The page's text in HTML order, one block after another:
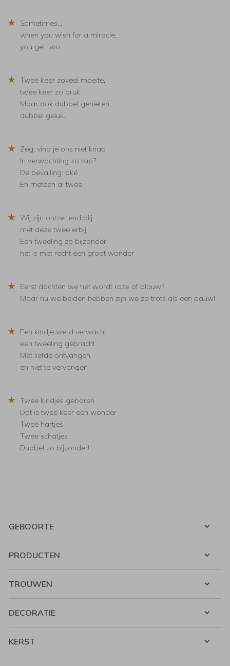
★
Sometimes...
when you wish for a miracle,
you get two
★ Twee keer zoveel moeite,
twee keer zo druk.
Maar ook dubbel genieten,
dubbel geluk.
★
Zeg, vind je ons niet knap
In verwachting zo rap?
De bevalling: oké
En meteen al twee
★ Wij zijn ontzettend blij
met deze twee erbij
Een tweeling zo bijzonder
het is met recht een groot wonder
★
Eerst dachten we het wordt roze of blauw?
Maar nu we beiden hebben zijn we zo trots als een pauw!
★
Een kindje werd verwacht
een tweeling gebracht
Met liefde ontvangen
en niet te vervangen
★ Twee kindjes geboren
Dat is twee keer een wonder
Twee hartjes
Twee schatjes
Dubbel zo bijzonder!
GEBOORTE
PRODUCTEN
TROUWEN
DECORATIE
KERST